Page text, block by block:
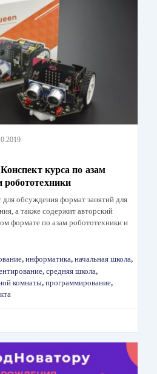
курса по азам
для обсуждения формат занятий для
а также содержит авторский
формате по азам робототехники и
, информатика, начальная школа,
, средняя школа,
комнаты, программирование,